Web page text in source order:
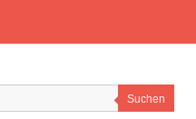
Suchen